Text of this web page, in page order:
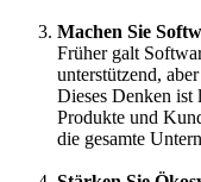
Machen Sie
Früher galt
unterstützend,
Dieses Denken ist
Produkte und
die gesamte